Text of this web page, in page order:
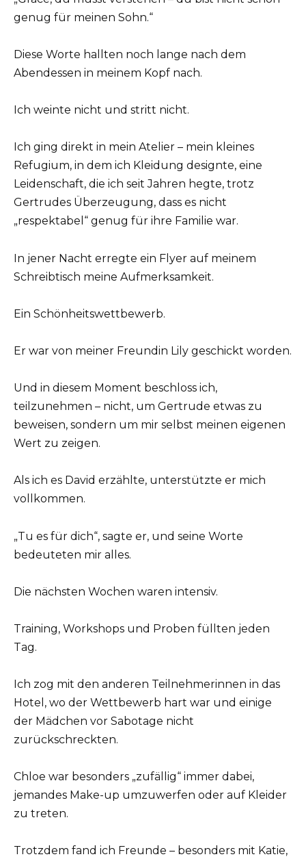
genug für meinen Sohn.“
Diese Worte hallten noch lange nach dem
Abendessen in meinem Kopf nach.
Ich weinte nicht und stritt nicht.
Ich ging direkt in mein Atelier – mein kleines
Refugium, in dem ich Kleidung designte, eine
Leidenschaft, die ich seit Jahren hegte, trotz
Gertrudes Überzeugung, dass es nicht
„respektabel“ genug für ihre Familie war.
In jener Nacht erregte ein Flyer auf meinem
Schreibtisch meine Aufmerksamkeit.
Ein Schönheitswettbewerb.
Er war von meiner Freundin Lily geschickt worden.
Und in diesem Moment beschloss ich,
teilzunehmen – nicht, um Gertrude etwas zu
beweisen, sondern um mir selbst meinen eigenen
Wert zu zeigen.
Als ich es David erzählte, unterstützte er mich
vollkommen.
„Tu es für dich“, sagte er, und seine Worte
bedeuteten mir alles.
Die nächsten Wochen waren intensiv.
Training, Workshops und Proben füllten jeden
Tag.
Ich zog mit den anderen Teilnehmerinnen in das
Hotel, wo der Wettbewerb hart war und einige
der Mädchen vor Sabotage nicht
zurückschreckten.
Chloe war besonders „zufällig“ immer dabei,
jemandes Make-up umzuwerfen oder auf Kleider
zu treten.
Trotzdem fand ich Freunde – besonders mit Katie,